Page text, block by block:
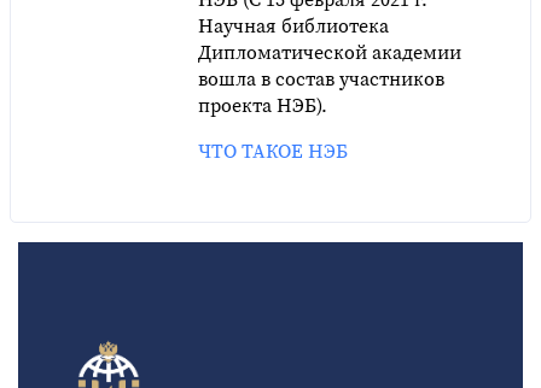
Научная библиотека
Дипломатической академии
вошла в состав участников
проекта НЭБ).
ЧТО ТАКОЕ НЭБ